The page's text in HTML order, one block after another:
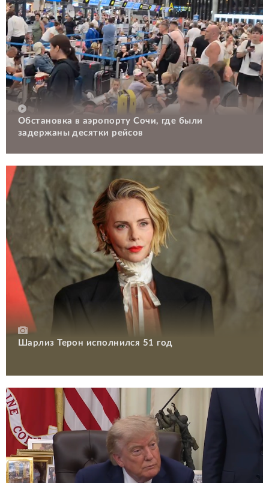
Обстановка в аэропорту Сочи, где были
задержаны десятки рейсов
Шарлиз Терон исполнился 51 год